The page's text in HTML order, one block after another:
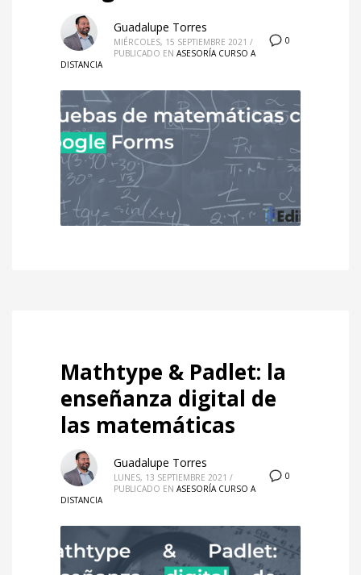
octubre 2020
septiembre 2020
junio 2020
agosto 2019
julio 2019
junio 2019
mayo 2019
Competencias digitales
Cursos Híbridos
Cursos Presenciales
Desarrollo de competencias
Diplomados
Diseño Formacional
0
Guadalupe Torres
MIÉRCOLES, 15 SEPTIEMBRE 2021 /
PUBLICADO EN ASESORÍA CURSO A
DISTANCIA
Mathtype & Padlet: la
enseñanza digital de
las matemáticas
0
Guadalupe Torres
LUNES, 13 SEPTIEMBRE 2021 /
PUBLICADO EN ASESORÍA CURSO A
DISTANCIA